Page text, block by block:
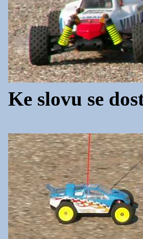
Ke slovu se